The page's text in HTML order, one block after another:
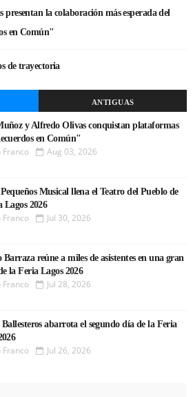
la colaboración más esperada del
en Común"
de trayectoria
ANTIGUAS
y Alfredo Olivas conquistan plataformas
en Común"
Franco Aug 03, 2026
Musical llena el Teatro del Pueblo de
Lagos 2026
Franco Jul 30, 2026
Barraza reúne a miles de asistentes en una gran
la Feria Lagos 2026
Franco Jul 28, 2026
abarrota el segundo día de la Feria
Franco Jul 26, 2026